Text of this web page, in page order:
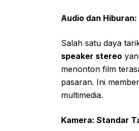
Audio dan
Salah satu daya
speaker stereo
menonton film
pasaran. Ini
multimedia.
Kamera: Standar